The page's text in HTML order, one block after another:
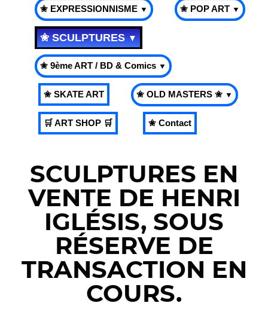
✬ EXPRESSIONNISME ▼ ✬ POP ART ▼
✬ SCULPTURES▼
✬ 9ème ART / BD & Comics ▼
✬ SKATE ART ✬ OLD MASTERS ✬ ▼
🛒 ART SHOP 🛒 ✬ Contact
SCULPTURES EN
VENTE DE HENRI
IGLÉSIS, SOUS
RÉSERVE DE
TRANSACTION EN
COURS.